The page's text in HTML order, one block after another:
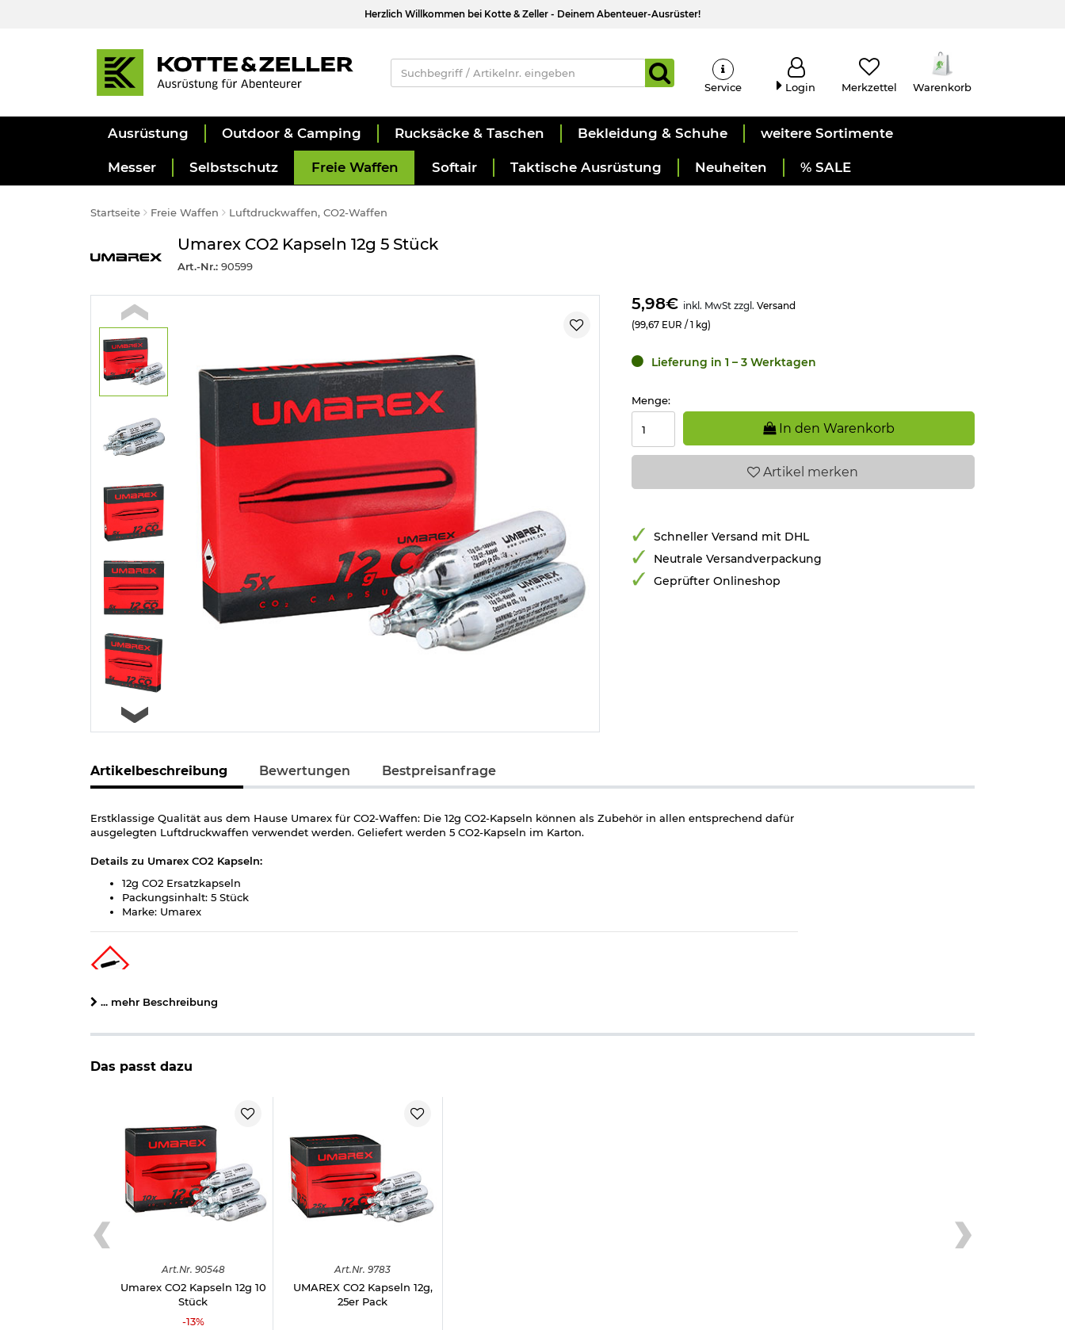
Herzlich Willkommen bei Kotte & Zeller - Deinem Abenteuer-Ausrüster!
Service Login Merkzettel Warenkorb
Ausrüstung Outdoor & Camping Rucksäcke & Taschen Bekleidung & Schuhe weitere Sortimente
Messer Selbstschutz Freie Waffen Softair Taktische Ausrüstung Neuheiten % SALE
Startseite Freie Waffen Luftdruckwaffen, CO2-Waffen
Umarex CO2 Kapseln 12g 5 Stück
Art.-Nr.: 90599
5,98€ inkl. MwSt zzgl. Versand
(99,67 EUR / 1 kg)
Lieferung in 1 – 3 Werktagen
Menge:
In den Warenkorb
Artikel merken
Schneller Versand mit DHL
Neutrale Versandverpackung
Geprüfter Onlineshop
Artikelbeschreibung Bewertungen Bestpreisanfrage
Erstklassige Qualität aus dem Hause Umarex für CO2-Waffen: Die 12g CO2-Kapseln können als Zubehör in allen entsprechend dafür
ausgelegten Luftdruckwaffen verwendet werden. Geliefert werden 5 CO2-Kapseln im Karton.
Details zu Umarex CO2 Kapseln:
12g CO2 Ersatzkapseln
Packungsinhalt: 5 Stück
Marke: Umarex
... mehr Beschreibung
Das passt dazu
Art.Nr. 90548
Umarex CO2 Kapseln 12g 10
Stück
-13%
Art.Nr. 9783
UMAREX CO2 Kapseln 12g,
25er Pack